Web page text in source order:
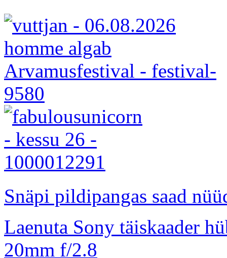
Snäpi pildipangas saad
Laenuta Sony täiskaader
20mm f/2.8